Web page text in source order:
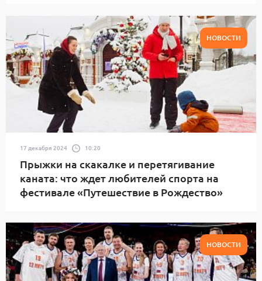
НОВОСТИ
17 декабря 2024 10:20
Прыжки на скакалке и перетягивание
каната: что ждет любителей спорта на
фестивале «Путешествие в Рождество»
НОВОСТИ